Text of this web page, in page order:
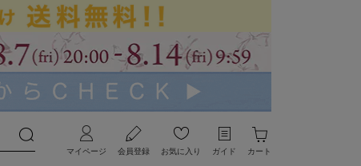
マイページ 会員登録 お気に入り ガイド カート